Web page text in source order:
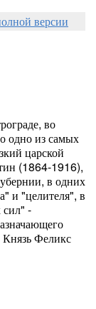
версии
во
одно из самых
царской
(1864-1916),
в одних
и "целителя", в
сил" -
Феликс